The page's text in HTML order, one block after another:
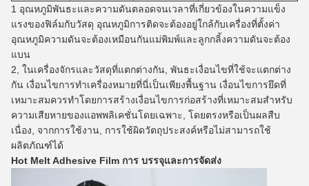
1 อุณหภูมิพันธะและความดันตลอดจนเวลาที่เกี่ยวข้องในความแข็ง
แรงของฟิล์มกับวัสดุ อุณหภูมิการติดจะต้องอยู่ใกล้กับเครื่องที่ตั้งค่า
อุณหภูมิความดันจะต้องเหมือนกันแม่พิมพ์และลูกกลิ้งความดันจะต้อง
แบน
2, ในเครื่องจักรและวัสดุที่แตกต่างกัน, พันธะเงื่อนไขที่ใช้จะแตกต่าง
กัน เงื่อนไขการทำเครื่องหมายที่นี่เป็นเพียงพื้นฐาน เงื่อนไขการยึดที่
เหมาะสมควรทำโดยการสร้างเงื่อนไขการก่อสร้างที่เหมาะสมสำหรับ
ความเสียหายของแอพพลิเคชั่นโดยเฉพาะ, โดยตรงหรือเป็นผลสืบ
เนื่อง, จากการใช้งาน, การใช้ผิดวัตถุประสงค์หรือไม่สามารถใช้
ผลิตภัณฑ์ได้
Hot Melt Adhesive Film การ บรรจุและการจัดส่ง